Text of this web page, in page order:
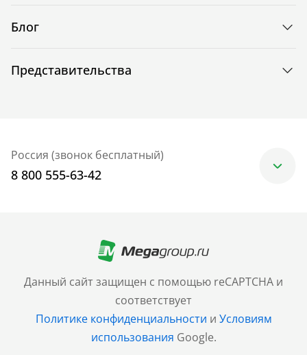
Данный сайт защищен с помощью reCAPTCHA и
соответствует
Политике конфиденциальности и Условиям
использования Google.
Блог
Представительства
Россия (звонок бесплатный)
8 800 555-63-42
+7 (499) 705-30-10
Санкт-Петербург
+7 (812) 600-77-33
Барнаул
+7 (961) 999-93-93